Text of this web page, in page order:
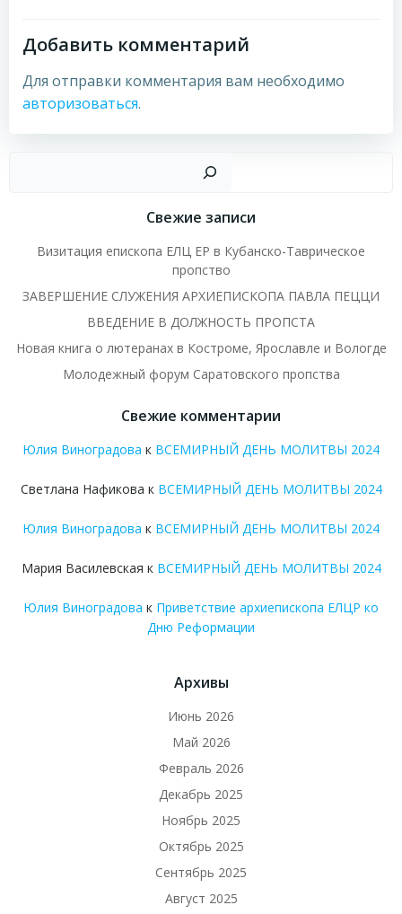
Добавить комментарий
Для отправки комментария вам необходимо
авторизоваться.
Свежие записи
Визитация епископа ЕЛЦ ЕР в Кубанско-Таврическое
пропство
ЗАВЕРШЕНИЕ СЛУЖЕНИЯ АРХИЕПИСКОПА ПАВЛА ПЕЦЦИ
ВВЕДЕНИЕ В ДОЛЖНОСТЬ ПРОПСТА
Новая книга о лютеранах в Костроме, Ярославле и Вологде
Молодежный форум Саратовского пропства
Свежие комментарии
Юлия Виноградова к ВСЕМИРНЫЙ ДЕНЬ МОЛИТВЫ 2024
Светлана Нафикова к ВСЕМИРНЫЙ ДЕНЬ МОЛИТВЫ 2024
Юлия Виноградова к ВСЕМИРНЫЙ ДЕНЬ МОЛИТВЫ 2024
Мария Василевская к ВСЕМИРНЫЙ ДЕНЬ МОЛИТВЫ 2024
Юлия Виноградова к Приветствие архиепископа ЕЛЦР ко
Дню Реформации
Архивы
Июнь 2026
Май 2026
Февраль 2026
Декабрь 2025
Ноябрь 2025
Октябрь 2025
Сентябрь 2025
Август 2025